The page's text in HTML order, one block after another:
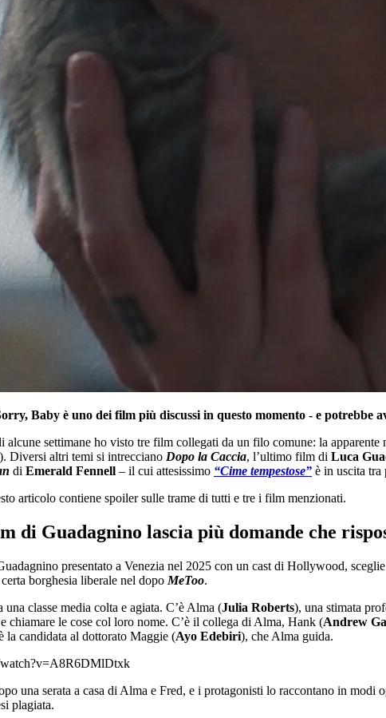
Baby è uno dei film più discussi in questo momento - e potrebbe
alcune settimane ho visto tre film collegati da un filo comune: la
Diversi altri temi si intrecciano Dopo la Caccia, l’ultimo film di Luca
di Emerald Fennell – il cui attesissimo “Cime tempestose” è in uscita
articolo contiene spoiler sulle trame di tutti e tre i film menzionati.
di Guadagnino lascia più domande che
presentato a Venezia nel 2025 con un cast di Hollywood,
borghesia liberale nel dopo MeToo.
classe media colta e agiata. C’è Alma (Julia Roberts), una stimata
chiamare le cose col loro nome. C’è il collega di Alma, Hank (Andrew
la candidata al dottorato Maggie (Ayo Edebiri), che Alma guida.
una serata a casa di Alma e Fred, e i protagonisti lo raccontano in
plagiata.